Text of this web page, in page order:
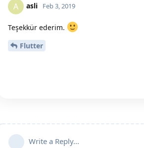
A asli Feb 3, 2019
Teşekkür ederim.
Flutter
Write a Reply...